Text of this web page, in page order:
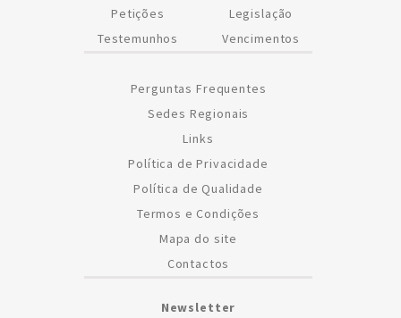
Petições
Testemunhos
Legislação
Vencimentos
Perguntas Frequentes
Sedes Regionais
Links
Política de Privacidade
Política de Qualidade
Termos e Condições
Mapa do site
Contactos
Newsletter